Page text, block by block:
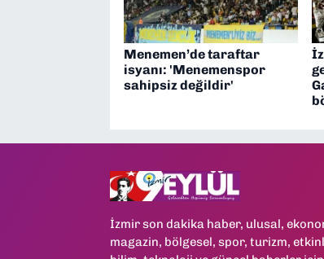
Menemen’de taraftar
isyanı: 'Menemenspor
sahipsiz değildir'
İzmir son dakika haber, ulusal,
magazin, bölgesel, spor, turizm,